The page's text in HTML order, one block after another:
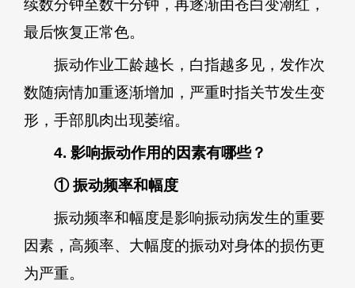
续数分钟至数十分钟，再逐渐由苍白变潮红，
最后恢复正常色。
振动作业工龄越长，白指越多见，发作次
数随病情加重逐渐增加，严重时指关节发生变
形，手部肌肉出现萎缩。
4. 影响振动作用的因素有哪些？
① 振动频率和幅度
振动频率和幅度是影响振动病发生的重要
因素，高频率、大幅度的振动对身体的损伤更
为严重。